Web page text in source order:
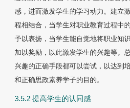
感，进而激发学生的学习动力。建立
程相结合，当学生对职业教育过程中
予以表扬，当学生能自觉地将职业知
加以奖励，以此激发学生的兴趣等。
兴趣的正确手段都可以尝试，以达到
和正确思政素养学子的目的。
3.5.2 提高学生的认同感